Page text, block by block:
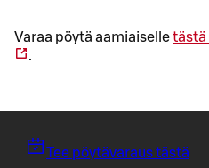
Varaa pöytä aamiaiselletästä
.
Tee pöytävaraus tästä